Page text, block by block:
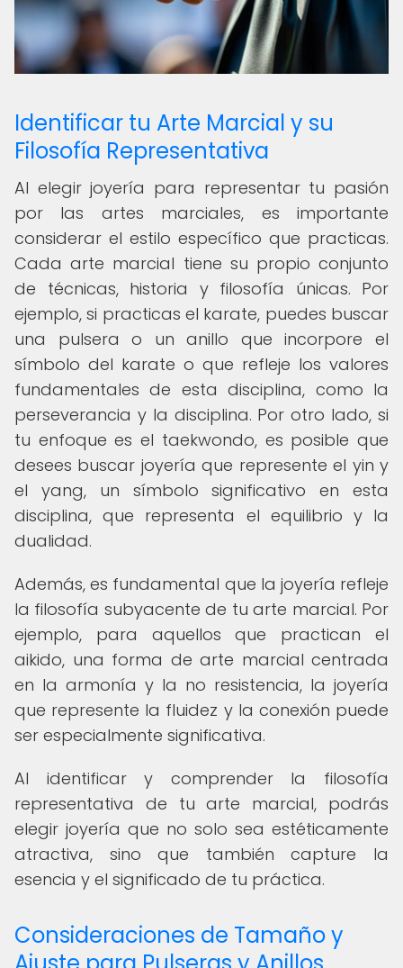
Identificar tu Arte Marcial y su
Filosofía Representativa
Al elegir joyería para representar tu pasión
por las artes marciales, es importante
considerar el estilo específico que practicas.
Cada arte marcial tiene su propio conjunto
de técnicas, historia y filosofía únicas. Por
ejemplo, si practicas el karate, puedes buscar
una pulsera o un anillo que incorpore el
símbolo del karate o que refleje los valores
fundamentales de esta disciplina, como la
perseverancia y la disciplina. Por otro lado, si
tu enfoque es el taekwondo, es posible que
desees buscar joyería que represente el yin y
el yang, un símbolo significativo en esta
disciplina, que representa el equilibrio y la
dualidad.
Además, es fundamental que la joyería refleje
la filosofía subyacente de tu arte marcial. Por
ejemplo, para aquellos que practican el
aikido, una forma de arte marcial centrada
en la armonía y la no resistencia, la joyería
que represente la fluidez y la conexión puede
ser especialmente significativa.
Al identificar y comprender la filosofía
representativa de tu arte marcial, podrás
elegir joyería que no solo sea estéticamente
atractiva, sino que también capture la
esencia y el significado de tu práctica.
Consideraciones de Tamaño y